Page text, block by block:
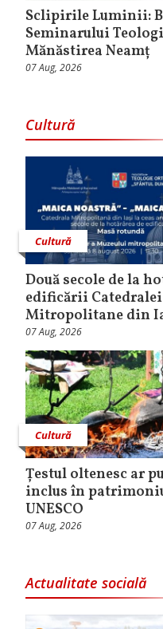
Sclipirile Luminii:
Seminarului
Mănăstirea Neamț
07 Aug, 2026
Cultură
Cultură
Două secole de la
edificării Catedralei
Mitropolitane din
07 Aug, 2026
Cultură
Țestul oltenesc ar
inclus în
UNESCO
07 Aug, 2026
Actualitate socială